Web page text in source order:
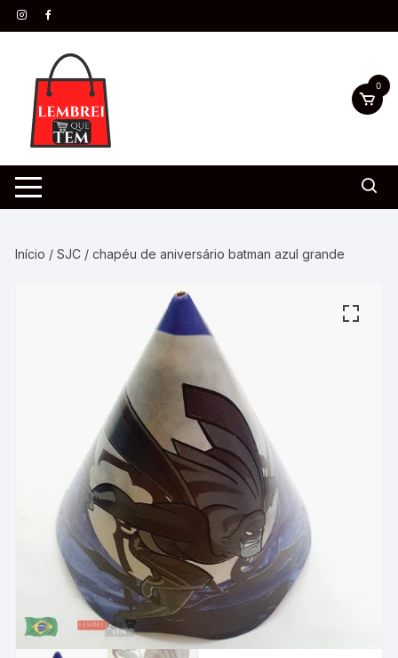
0
Início /SJC / chapéu de aniversário batman azul grande